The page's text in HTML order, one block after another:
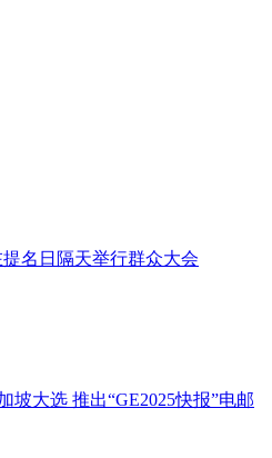
提名日隔天举行群众大会
坡大选 推出“GE2025快报”电邮